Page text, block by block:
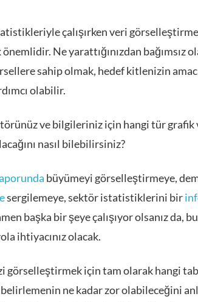
çalışırken veri
Ne yarattığınızdan bağımsız
sahip olmak, hedef kitlenizin
olabilir.
ve bilgileriniz için hangi tür grafik
nasıl bilebilirsiniz?
büyümeyi görselleştirmeye,
sergilemeye, sektör istatistiklerini bir
başka bir şeye çalışıyor olsanız da,
ihtiyacınız olacak.
görselleştirmek için tam olarak hangi
ne kadar zor olabileceğini